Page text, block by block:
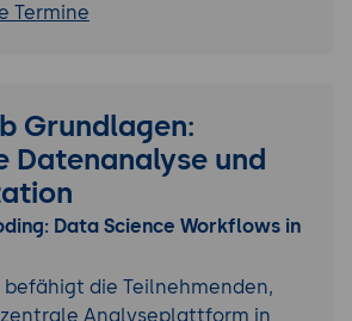
Termine
Grundlagen:
Datenanalyse und
Data Science Workflows in
befähigt die Teilnehmenden,
Analyseplattform in